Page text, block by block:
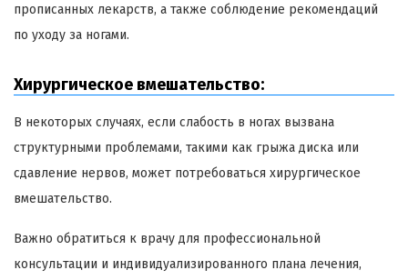
прописанных лекарств, а также соблюдение рекомендаций
по уходу за ногами.
Хирургическое вмешательство:
В некоторых случаях, если слабость в ногах вызвана
структурными проблемами, такими как грыжа диска или
сдавление нервов, может потребоваться хирургическое
вмешательство.
Важно обратиться к врачу для профессиональной
консультации и индивидуализированного плана лечения,